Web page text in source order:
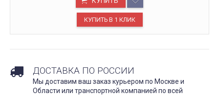
ДОСТАВКА ПО РОССИИ
Мы доставим ваш заказ курьером по Москве и
Области или транспортной компанией по всей